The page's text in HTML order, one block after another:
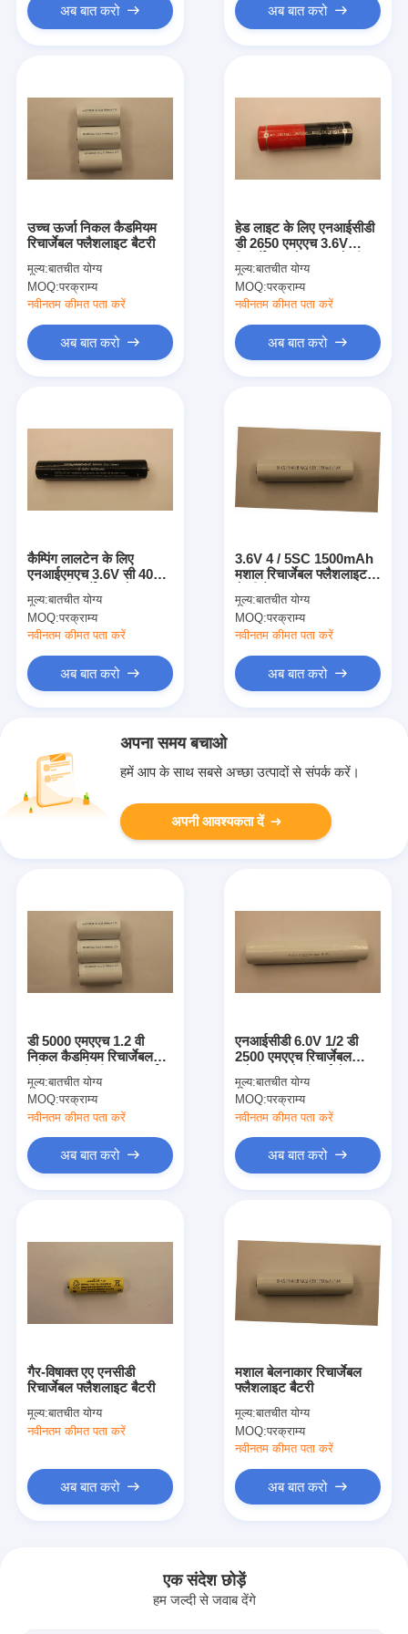
अब बात करो अब बात करो
उच्च ऊर्जा निकल कैडमियम
रिचार्जेबल फ्लैशलाइट बैटरी
मूल्य:बातचीत योग्य
MOQ:परक्राम्य
नवीनतम कीमत पता करें
अब बात करो
हेड लाइट के लिए एनआईसीडी
डी 2650 एमएएच 3.6V
रिचार्जेबल फ्लैशलाइट बैटरी
हाई कैप
मूल्य:बातचीत योग्य
MOQ:परक्राम्य
नवीनतम कीमत पता करें
अब बात करो
कैम्पिंग लालटेन के लिए
एनआईएमएच 3.6V सी 4000
एमएएच रिचार्जेबल फ्लैशलाइट
बैटरी
मूल्य:बातचीत योग्य
MOQ:परक्राम्य
नवीनतम कीमत पता करें
अब बात करो
3.6V 4 / 5SC 1500mAh
मशाल रिचार्जेबल फ्लैशलाइट
बैटरी बेलनाकार
मूल्य:बातचीत योग्य
MOQ:परक्राम्य
नवीनतम कीमत पता करें
अब बात करो
अपना समय बचाओ
हमें आप के साथ सबसे अच्छा उत्पादों से संपर्क करें।
अपनी आवश्यकता दें
डी 5000 एमएएच 1.2 वी
निकल कैडमियम रिचार्जेबल
फ्लैशलाइट बैटरी उच्च ऊर्जा
मूल्य:बातचीत योग्य
MOQ:परक्राम्य
नवीनतम कीमत पता करें
अब बात करो
एनआईसीडी 6.0V 1/2 डी
2500 एमएएच रिचार्जेबल
फ्लैशलाइट बैटरी हाई कैप उल
मूल्य:बातचीत योग्य
MOQ:परक्राम्य
नवीनतम कीमत पता करें
अब बात करो
गैर-विषाक्त एए एनसीडी
रिचार्जेबल फ्लैशलाइट बैटरी
मूल्य:बातचीत योग्य
नवीनतम कीमत पता करें
अब बात करो
मशाल बेलनाकार रिचार्जेबल
फ्लैशलाइट बैटरी
मूल्य:बातचीत योग्य
MOQ:परक्राम्य
नवीनतम कीमत पता करें
अब बात करो
एक संदेश छोड़ें
हम जल्दी से जवाब देंगे